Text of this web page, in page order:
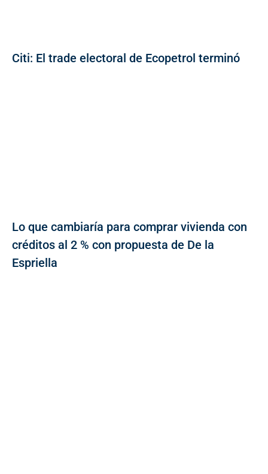
Citi: El trade electoral de Ecopetrol terminó
Lo que cambiaría para comprar vivienda con
créditos al 2 % con propuesta de De la
Espriella